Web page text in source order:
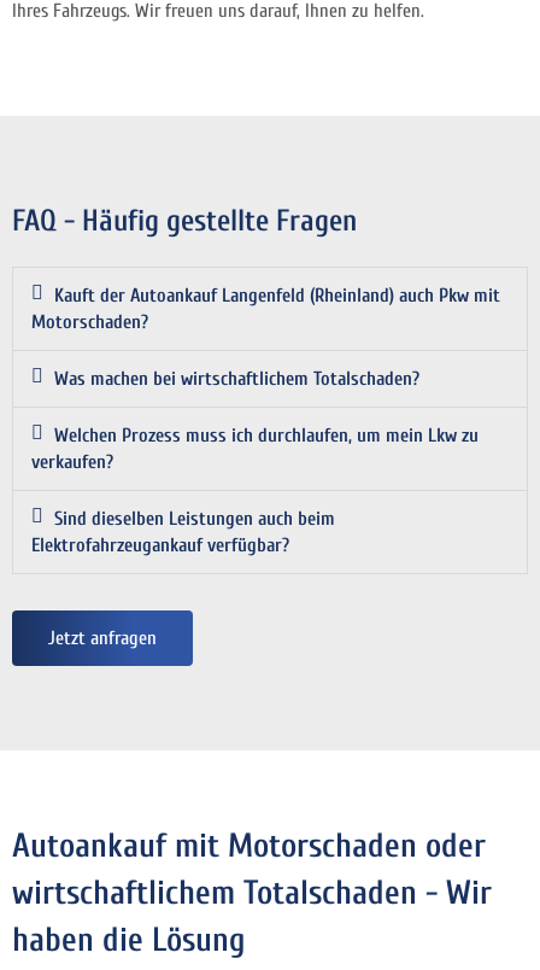
Ihres Fahrzeugs. Wir freuen uns darauf, Ihnen zu helfen.
FAQ - Häufig gestellte Fragen
Kauft der Autoankauf Langenfeld (Rheinland) auch Pkw mit
Motorschaden?
Was machen bei wirtschaftlichem Totalschaden?
Welchen Prozess muss ich durchlaufen, um mein Lkw zu
verkaufen?
Sind dieselben Leistungen auch beim
Elektrofahrzeugankauf verfügbar?
Jetzt anfragen
Autoankauf mit Motorschaden oder
wirtschaftlichem Totalschaden - Wir
haben die Lösung